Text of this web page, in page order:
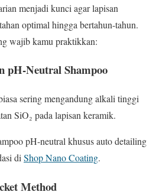
menjadi kunci agar lapisan
optimal hingga bertahun-tahun.
wajib kamu praktikkan:
pH-Neutral Shampoo
sering mengandung alkali tinggi
SiO₂ pada lapisan keramik.
pH-neutral khusus auto detailing
di Shop Nano Coating.
Method